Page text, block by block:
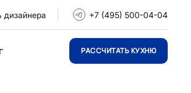
дизайнера +7 (495) 500-04-04
РАССЧИТАТЬ КУХНЮ